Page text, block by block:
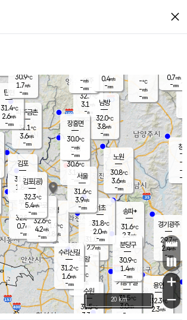
close
양주
32.7℃
3.1
-mm
과천
31.0℃
2.2m/s
- mm
용인
32.3℃
2.3m/s
경기광주
29.7℃
2.4m/s
-mm
파주금촌
31.1℃
3.6m/s
-mm
-℃
-m/s
-mm
창
-
-m/
-
탄현
31.4℃
2.6m/s
-mm
0.7m/s
-mm
의왕
- ℃
m/s
mm
김포
31.5℃
1.8 m/s
mm
광명
31.9 ℃
2.8 m/s
-mm
부천
32.8℃
0.7m/s
-mm
구로
32.6℃
4.2m/s
-mm
은평
30.6℃
3.1 m/s
- mm
노원
30.8℃
3.6m/s
-mm
송파*
31.6℃
2.3m/s
-mm
서초
31.8℃
2.0m/s
-mm
남방
32.0℃
3.8m/s
-mm
기흥구갈
31.5℃
3.0m/s
-
수리산길
31.2℃
1.6m/s
-mm
분당구
30.9℃
1.4m/s
-mm
장흥면
30.0℃
-m/s
-mm
-m/s
-mm
김포(공)
32.3℃
5.4m/s
-mm
수원
31.5℃
3.3 m/s
서울
31.6℃
3.9m/s
-mm
30.9℃
1.7m/s
-mm
0.4m/s
-mm
+
−
20 km